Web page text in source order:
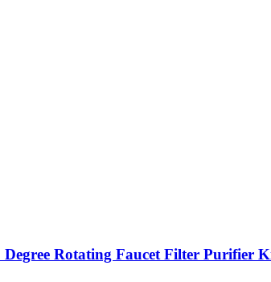
Rotating Faucet Filter Purifier